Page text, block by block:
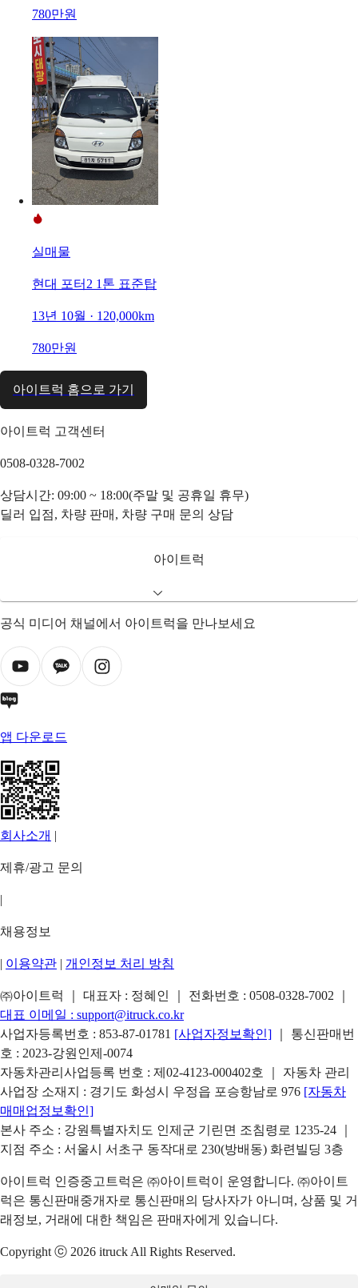
780만원
실매물
현대 포터2 1톤 표준탑
13년 10월 · 120,000km
780만원
아이트럭 홈으로 가기
아이트럭 고객센터
0508-0328-7002
상담시간: 09:00 ~ 18:00(주말 및 공휴일 휴무)
딜러 입점, 차량 판매, 차량 구매 문의 상담
아이트럭
공식 미디어 채널에서 아이트럭을 만나보세요
앱 다운로드
회사소개 |
제휴/광고 문의
|
채용정보
| 이용약관 | 개인정보 처리 방침
㈜아이트럭 ｜ 대표자 : 정혜인 ｜ 전화번호 : 0508-0328-7002
대표 이메일 : support@itruck.co.kr
사업자등록번호 : 853-87-01781 [사업자정보확인]
｜ 통신판매번
호 : 2023-강원인제-0074
자동차관리사업등록 번호 : 제02-4123-000402호 ｜ 자동차 관리
사업장 소재지 : 경기도 화성시 우정읍 포승항남로 976 [자동차
매매업정보확인]
본사 주소 : 강원특별자치도 인제군 기린면 조침령로 1235-24 ｜
지점 주소 : 서울시 서초구 동작대로 230(방배동) 화련빌딩 3층
아이트럭 인증중고트럭은 ㈜아이트럭이 운영합니다. ㈜아이트
럭은 통신판매중개자로 통신판매의 당사자가 아니며, 상품 및 거
래정보, 거래에 대한 책임은 판매자에게 있습니다.
Copyright ⓒ 2026 itruck All Rights Reserved.